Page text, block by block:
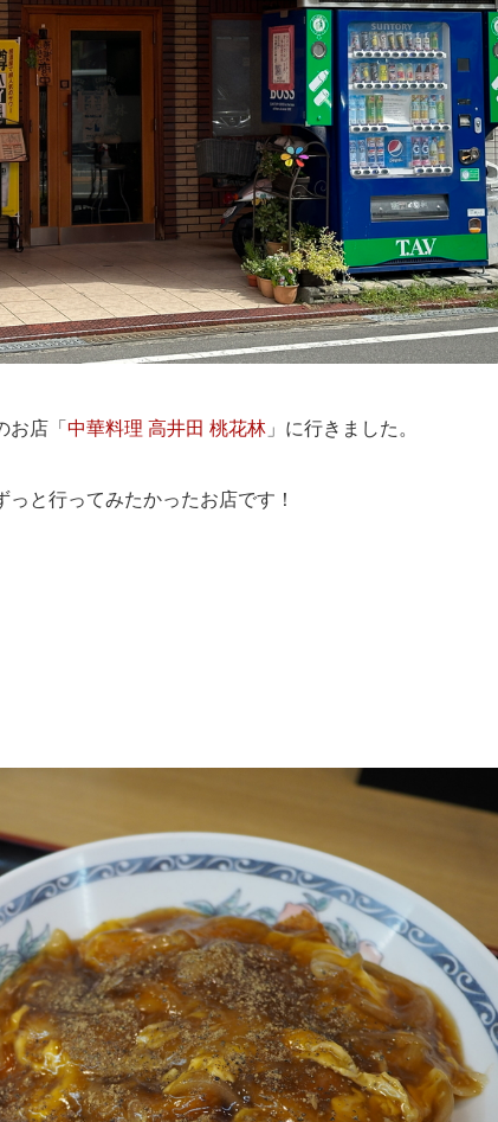
お店「 中華料理 高井田 桃花林 」に行きました。
と行ってみたかったお店です！